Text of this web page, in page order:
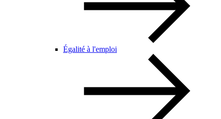
Égalité à l'emploi